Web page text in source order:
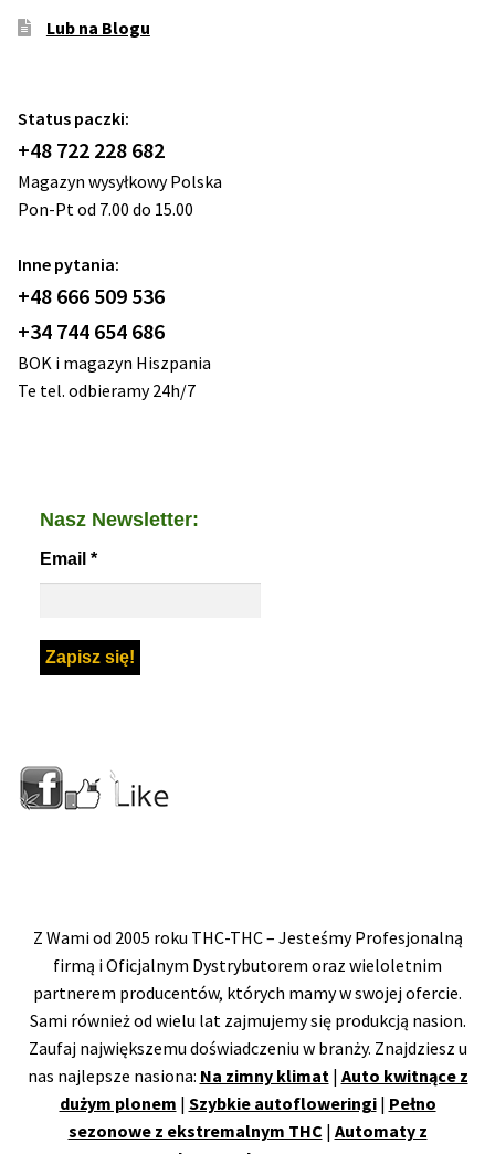
Lub na Blogu
Status paczki:
+48 722 228 682
Magazyn wysyłkowy Polska
Pon-Pt od 7.00 do 15.00
Inne pytania:
+48 666 509 536
+34 744 654 686
BOK i magazyn Hiszpania
Te tel. odbieramy 24h/7
Nasz Newsletter:
Email *
Z Wami od 2005 roku THC-THC – Jesteśmy Profesjonalną
firmą i Oficjalnym Dystrybutorem oraz wieloletnim
partnerem producentów, których mamy w swojej ofercie.
Sami również od wielu lat zajmujemy się produkcją nasion.
Zaufaj największemu doświadczeniu w branży. Znajdziesz u
nas najlepsze nasiona: Na zimny klimat | Auto kwitnące z
dużym plonem | Szybkie autofloweringi| Pełno
sezonowe z ekstremalnym THC | Automaty z